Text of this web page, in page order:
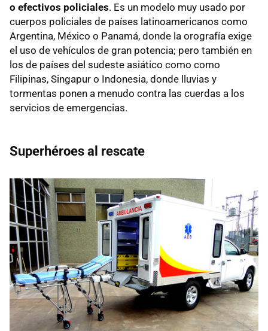
o efectivos policiales. Es un modelo muy usado por
cuerpos policiales de países latinoamericanos como
Argentina, México o Panamá, donde la orografía exige
el uso de vehículos de gran potencia; pero también en
los de países del sudeste asiático como como
Filipinas, Singapur o Indonesia, donde lluvias y
tormentas ponen a menudo contra las cuerdas a los
servicios de emergencias.
Superhéroes al rescate